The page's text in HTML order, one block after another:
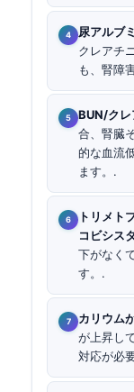
尿アルブ
クレアチ
も、腎障
BUN/クレ
合、腎臓
的な血流
ます。.
トリメト
コビシス
下がなく
す。.
カリウム
が上昇し
対応が必